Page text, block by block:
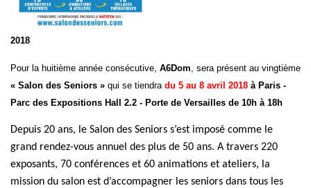
2018
Pour la huitième année consécutive, A6Dom, sera présent au vingtième
« Salon des Seniors » qui se tiendra du 5 au 8 avril 2018 à Paris -
Parc des Expositions Hall 2.2 - Porte de Versailles de 10h à 18h
Depuis 20 ans, le Salon des Seniors s’est imposé comme le
grand rendez-vous annuel des plus de 50 ans. A travers 220
exposants, 70 conférences et 60 animations et ateliers, la
mission du salon est d’accompagner les seniors dans tous les